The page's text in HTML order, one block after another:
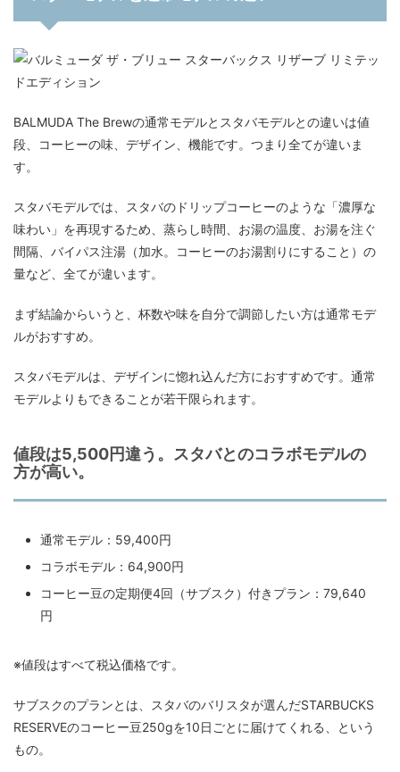
BALMUDA The Brewの通常モデルとスタバモデルとの違いは値
段、コーヒーの味、デザイン、機能です。つまり全てが違いま
す。
スタバモデルでは、スタバのドリップコーヒーのような「濃厚な
味わい」を再現するため、蒸らし時間、お湯の温度、お湯を注ぐ
間隔、バイパス注湯（加水。コーヒーのお湯割りにすること）の
量など、全てが違います。
まず結論からいうと、杯数や味を自分で調節したい方は通常モデ
ルがおすすめ。
スタバモデルは、デザインに惚れ込んだ方におすすめです。通常
モデルよりもできることが若干限られます。
値段は5,500円違う。スタバとのコラボモデルの
方が高い。
通常モデル：59,400円
コラボモデル：64,900円
コーヒー豆の定期便4回（サブスク）付きプラン：79,640
円
※値段はすべて税込価格です。
サブスクのプランとは、スタバのバリスタが選んだSTARBUCKS
RESERVEのコーヒー豆250gを10日ごとに届けてくれる、という
もの。